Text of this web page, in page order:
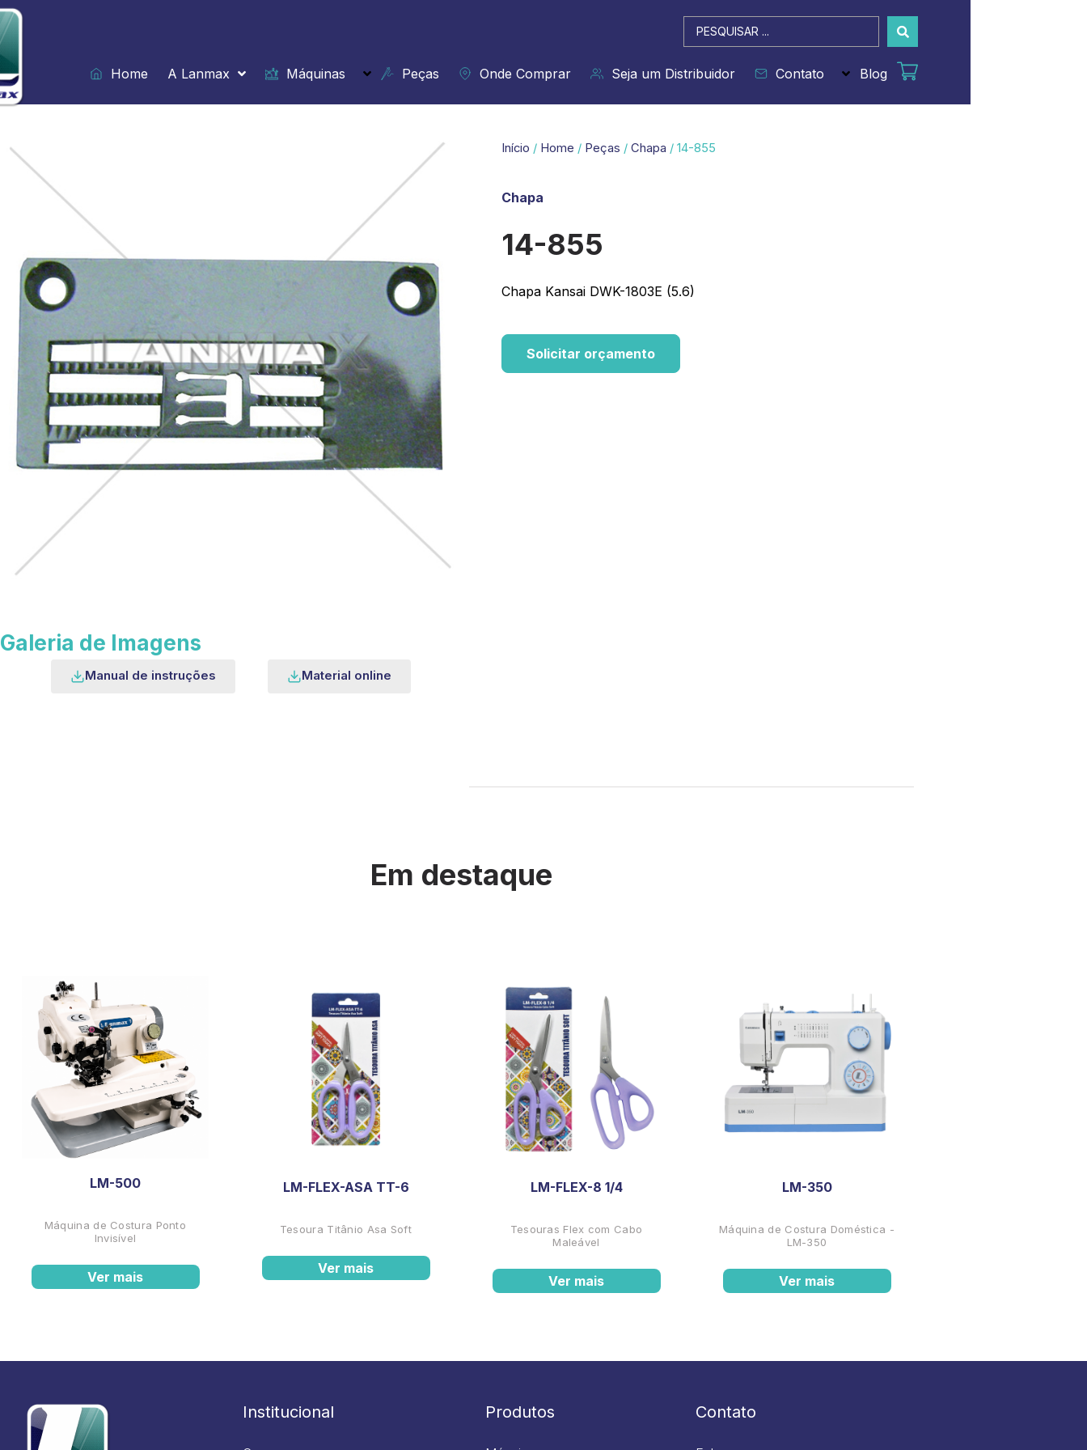
Ir
para
o
conteúdo
Pesquisar
...
Home
A Lanmax Máquinas Peças Onde Comprar Seja um Distribuidor Contato Blog
Galeria de Imagens
Manual de instruções Material online
Início / Home / Peças / Chapa / 14-855
Chapa
14-855
Chapa Kansai DWK-1803E (5.6)
Solicitar orçamento
Em destaque
LM-500
Máquina de Costura Ponto
Invisível
Ver mais
LM-FLEX-ASA TT-6
Tesoura Titânio Asa Soft
Ver mais
LM-FLEX-8 1/4
Tesouras Flex com Cabo
Maleável
Ver mais
LM-350
Máquina de Costura Doméstica -
LM-350
Ver mais
Institucional Produtos Contato